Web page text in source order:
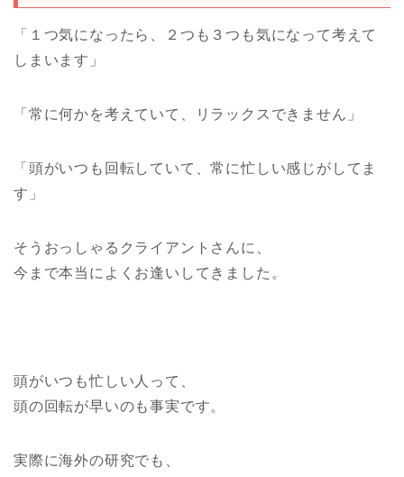
「１つ気になったら、２つも３つも気になって考えて
しまいます」
「常に何かを考えていて、リラックスできません」
「頭がいつも回転していて、常に忙しい感じがしてま
す」
そうおっしゃるクライアントさんに、
今まで本当によくお逢いしてきました。
頭がいつも忙しい人って、
頭の回転が早いのも事実です。
実際に海外の研究でも、